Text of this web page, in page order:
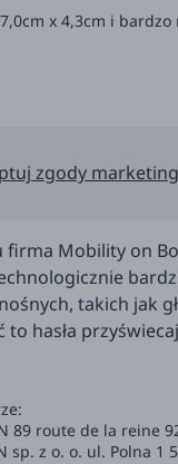
x 4,3cm i bardzo
zgody
firma Mobility on
takich jak
to hasła
89 route de la reine
sp. z o. o. ul. Polna 1